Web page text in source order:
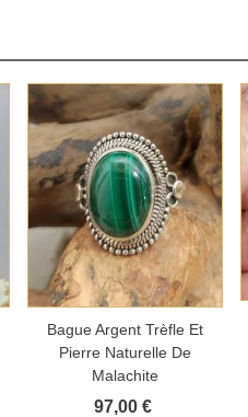
Ajouter au panier
Bague Argent Trèfle Et
Pierre Naturelle De
Malachite
97,00 €